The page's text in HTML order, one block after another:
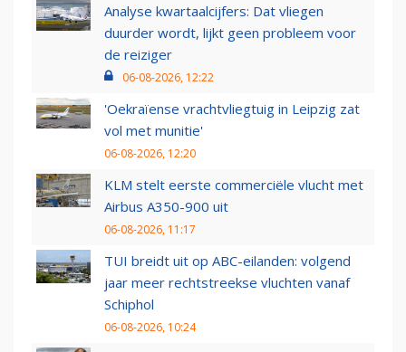
Analyse kwartaalcijfers: Dat vliegen
duurder wordt, lijkt geen probleem voor
de reiziger
06-08-2026, 12:22
'Oekraïense vrachtvliegtuig in Leipzig zat
vol met munitie'
06-08-2026, 12:20
KLM stelt eerste commerciële vlucht met
Airbus A350-900 uit
06-08-2026, 11:17
TUI breidt uit op ABC-eilanden: volgend
jaar meer rechtstreekse vluchten vanaf
Schiphol
06-08-2026, 10:24